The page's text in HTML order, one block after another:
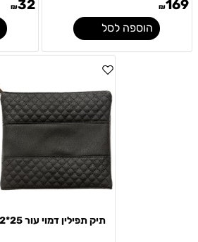
₪169
הוספה לסל
₪32
תיק תפילין דמוי עור 25*22 ס"מ